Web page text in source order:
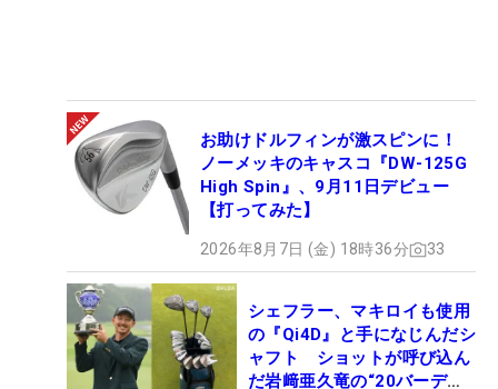
お助けドルフィンが激スピンに！
ノーメッキのキャスコ『DW-125G
High Spin』、9月11日デビュー
【打ってみた】
2026年8月7日 (金) 18時36分 33
シェフラー、マキロイも使用
の『Qi4D』と手になじんだシ
ャフト ショットが呼び込ん
だ岩﨑亜久竜の“20バーデ